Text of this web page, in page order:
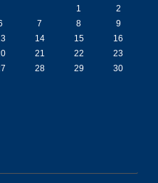
1
2
7 8
9
14 15
16
21 22
23
28 29
30